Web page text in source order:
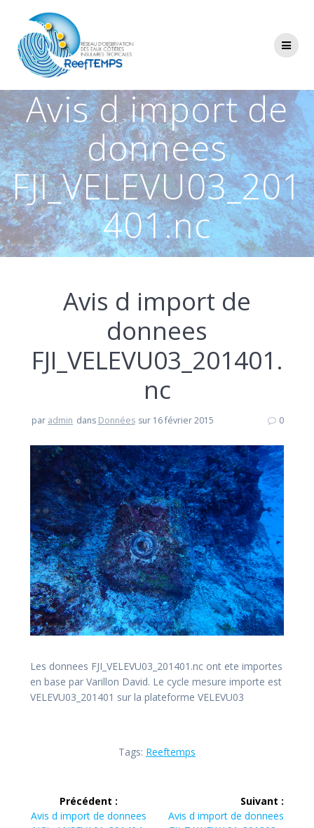
Avis d import de
donnees
FJI_VELEVU03_201
401.nc
Avis d import de
donnees
FJI_VELEVU03_201401.
nc
par admin dans Données sur 16 février 2015 0
Les donnees FJI_VELEVU03_201401.nc ont ete importes
en base par Varillon David. Le cycle mesure importe est
VELEVU03_201401 sur la plateforme VELEVU03
Tags: Reeftemps
Navigation
Précédent :
Article
Avis d import de donnees
Suivant :
Article
Avis d import de donnees